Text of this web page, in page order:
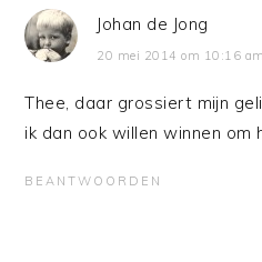
Johan de Jong
20 mei 2014 om 10:16 am
Thee, daar grossiert mijn
ik dan ook willen winnen om
BEANTWOORDEN